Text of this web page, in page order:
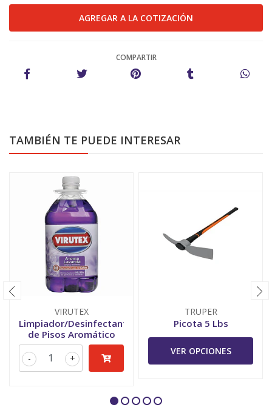
COMPARTIR
TAMBIÉN TE PUEDE INTERESAR
VIRUTEX
Limpiador/Desinfectante
de Pisos Aromático
+
-
TRUPER
Picota 5 Lbs
VER OPCIONES